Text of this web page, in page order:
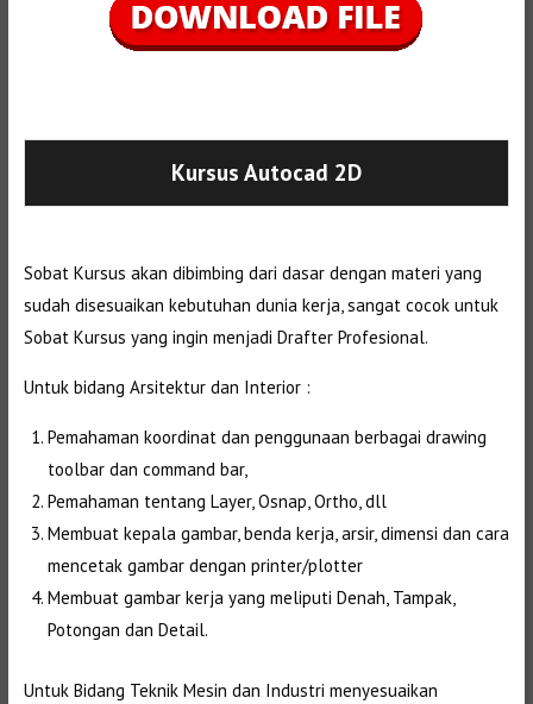
Kursus Autocad 2D
Sobat Kursus akan dibimbing dari dasar dengan materi yang
sudah disesuaikan kebutuhan dunia kerja, sangat cocok untuk
Sobat Kursus yang ingin menjadi Drafter Profesional.
Untuk bidang Arsitektur dan Interior :
Pemahaman koordinat dan penggunaan berbagai drawing
toolbar dan command bar,
Pemahaman tentang Layer, Osnap, Ortho, dll
Membuat kepala gambar, benda kerja, arsir, dimensi dan cara
mencetak gambar dengan printer/plotter
Membuat gambar kerja yang meliputi Denah, Tampak,
Potongan dan Detail.
Untuk Bidang Teknik Mesin dan Industri menyesuaikan